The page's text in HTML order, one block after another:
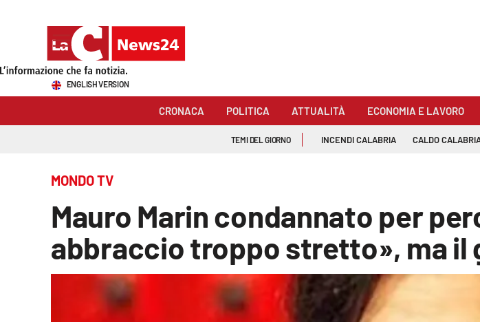
Sezioni
Economia e lavoro
ENGLISH VERSION
CRONACA POLITICA ATTUALITÀ ECONOMIA E LAVORO
TEMI DEL GIORNO INCENDI CALABRIA CALDO
MONDO TV
Mauro Marin condannato per
abbraccio troppo stretto», ma il